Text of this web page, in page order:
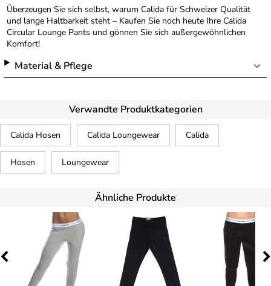
Überzeugen Sie sich selbst, warum Calida für Schweizer Qualität
und lange Haltbarkeit steht – Kaufen Sie noch heute Ihre Calida
Circular Lounge Pants und gönnen Sie sich außergewöhnlichen
Komfort!
Material & Pflege
Verwandte Produktkategorien
Calida Hosen Calida Loungewear Calida
Hosen Loungewear
Ähnliche Produkte